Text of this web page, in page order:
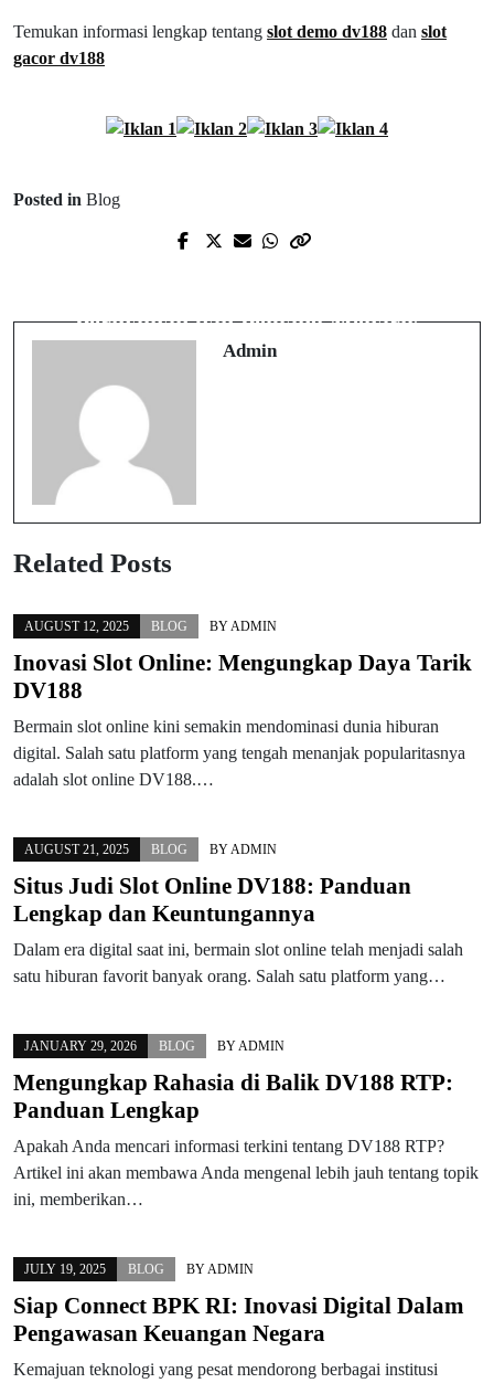
Temukan informasi lengkap tentang slot demo dv188 dan slot
gacor dv188
Posted in Blog
Permainan dan Peluang Menarik
Admin
Related Posts
AUGUST 12, 2025 BLOG BY ADMIN
Inovasi Slot Online: Mengungkap Daya Tarik
DV188
Bermain slot online kini semakin mendominasi dunia hiburan
digital. Salah satu platform yang tengah menanjak popularitasnya
adalah slot online DV188.…
AUGUST 21, 2025 BLOG BY ADMIN
Situs Judi Slot Online DV188: Panduan
Lengkap dan Keuntungannya
Dalam era digital saat ini, bermain slot online telah menjadi salah
satu hiburan favorit banyak orang. Salah satu platform yang…
JANUARY 29, 2026 BLOG BY ADMIN
Mengungkap Rahasia di Balik DV188 RTP:
Panduan Lengkap
Apakah Anda mencari informasi terkini tentang DV188 RTP?
Artikel ini akan membawa Anda mengenal lebih jauh tentang topik
ini, memberikan…
JULY 19, 2025 BLOG BY ADMIN
Siap Connect BPK RI: Inovasi Digital Dalam
Pengawasan Keuangan Negara
Kemajuan teknologi yang pesat mendorong berbagai institusi